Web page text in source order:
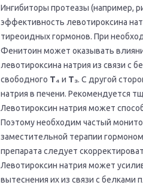
Ингибиторы протеазы (например,
эффективность левотироксина
тиреоидных гормонов. При
Фенитоин может оказывать
левотироксина натрия из связи с
свободного Т₄ и Т₃. С другой
натрия в печени. Рекомендуется
Левотироксин натрия может
Поэтому необходим частый
заместительной терапии
препарата следует
Левотироксин натрия может
вытеснения их из связи с белками